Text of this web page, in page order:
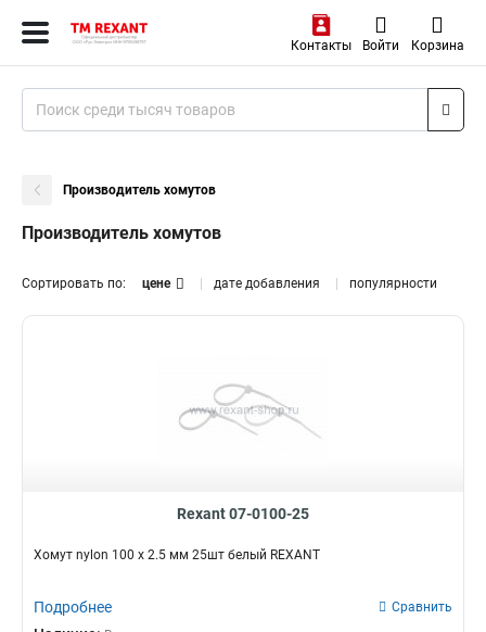
Контакты Войти Корзина
Производитель хомутов
Производитель хомутов
Сортировать по: цене дате добавления популярности
Rexant 07-0100-25
Хомут nylon 100 х 2.5 мм 25шт белый REXANT
Подробнее Сравнить